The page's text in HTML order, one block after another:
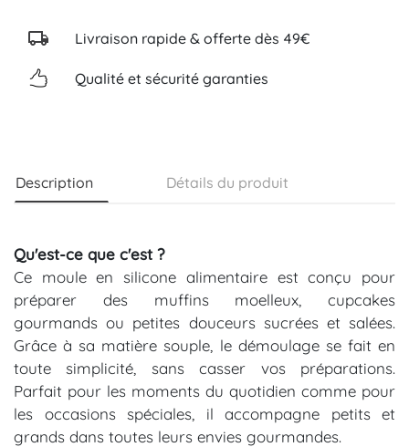
Livraison rapide & offerte dès 49€
Qualité et sécurité garanties
Description Détails du produit
Qu'est-ce que c'est ?
Ce moule en silicone alimentaire est conçu pour
préparer des muffins moelleux, cupcakes
gourmands ou petites douceurs sucrées et salées.
Grâce à sa matière souple, le démoulage se fait en
toute simplicité, sans casser vos préparations.
Parfait pour les moments du quotidien comme pour
les occasions spéciales, il accompagne petits et
grands dans toutes leurs envies gourmandes.